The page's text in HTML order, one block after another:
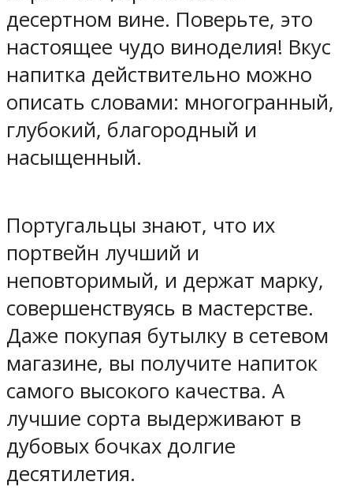
десертном вине. Поверьте, это
настоящее чудо виноделия! Вкус
напитка действительно можно
описать словами: многогранный,
глубокий, благородный и
насыщенный.
Португальцы знают, что их
портвейн лучший и
неповторимый, и держат марку,
совершенствуясь в мастерстве.
Даже покупая бутылку в сетевом
магазине, вы получите напиток
самого высокого качества. А
лучшие сорта выдерживают в
дубовых бочках долгие
десятилетия.